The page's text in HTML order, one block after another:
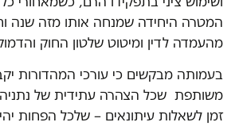
המטרה היחידה שמנחה אותו מזה שנה
מהעמדה לדין ומיטוט שלטון החוק
בעמותה מבקשים כי עורכי המהדורות
משותפת שכל הצהרה עתידית של
זמן לשאלות עיתונאים – שלכל הפחות